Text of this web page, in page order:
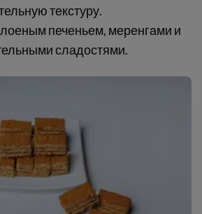
текстуру.
печеньем, меренгами и
сладостями.